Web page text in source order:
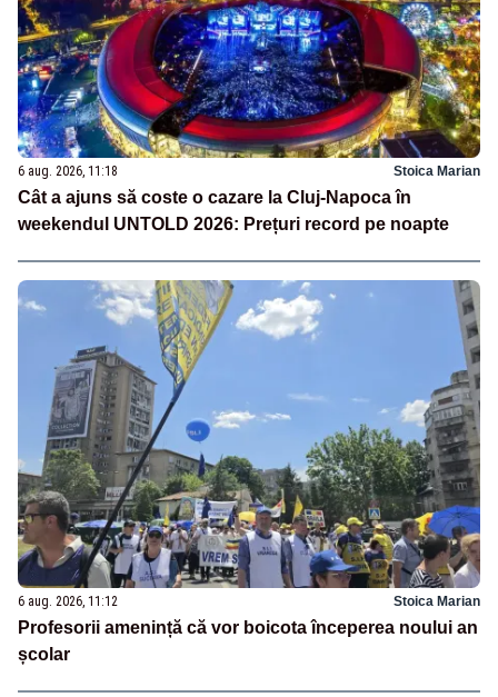
6 aug. 2026, 11:18 Stoica Marian
Cât a ajuns să coste o cazare la Cluj-Napoca în
weekendul UNTOLD 2026: Prețuri record pe noapte
6 aug. 2026, 11:12 Stoica Marian
Profesorii amenință că vor boicota începerea noului an
școlar